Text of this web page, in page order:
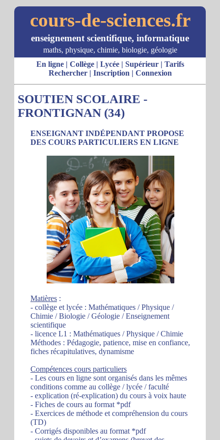
cours-de-sciences.fr
enseignement scientifique, informatique
maths, physique, chimie, biologie, géologie
En ligne| Collège| Lycée| Supérieur| Tarifs
Rechercher| Inscription | Connexion
SOUTIEN SCOLAIRE -
FRONTIGNAN (34)
ENSEIGNANT INDÉPENDANT PROPOSE
DES COURS PARTICULIERS EN LIGNE
Matières :
- collège et lycée : Mathématiques / Physique /
Chimie / Biologie / Géologie / Enseignement
scientifique
- licence L1 : Mathématiques / Physique / Chimie
Méthodes : Pédagogie, patience, mise en confiance,
fiches récapitulatives, dynamisme
Compétences cours particuliers
- Les cours en ligne sont organisés dans les mêmes
conditions comme au collège / lycée / faculté
- explication (ré-explication) du cours à voix haute
- Fiches de cours au format *pdf
- Exercices de méthode et compréhension du cours
(TD)
- Corrigés disponibles au format *pdf